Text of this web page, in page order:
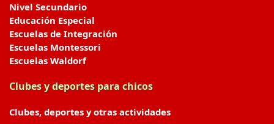
Nivel Secundario
Educación Especial
Escuelas de Integración
Escuelas Montessori
Escuelas Waldorf
Clubes y deportes para chicos
Clubes, deportes y otras actividades